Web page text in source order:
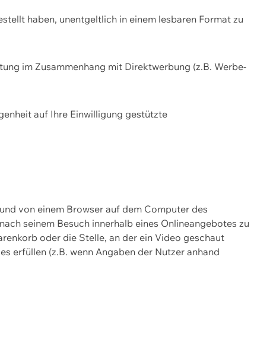
haben, unentgeltlich in einem lesbaren Format zu
im Zusammenhang mit Direktwerbung (z.B. Werbe-
auf Ihre Einwilligung gestützte
von einem Browser auf dem Computer des
seinem Besuch innerhalb eines Onlineangebotes zu
oder die Stelle, an der ein Video geschaut
erfüllen (z.B. wenn Angaben der Nutzer anhand